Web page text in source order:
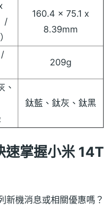
/
160.4 x 75.1 x
8.39mm
209g
、
鈦藍、鈦灰、鈦黑
速掌握小米 14T
新機消息或相關優惠嗎？